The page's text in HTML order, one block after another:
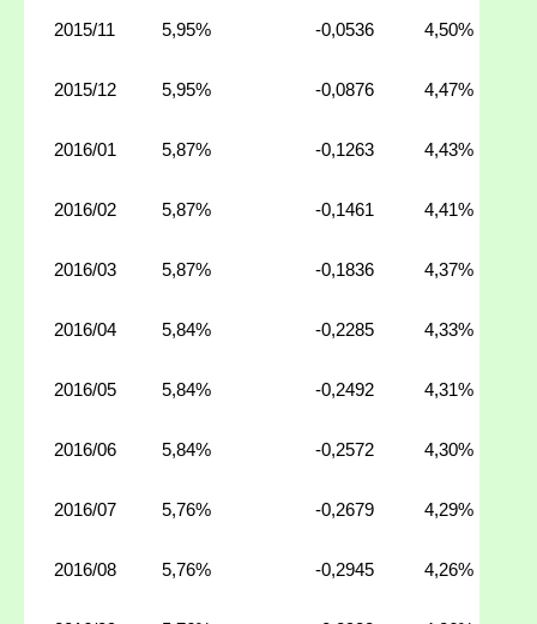
2015/11 5,95% -0,0536 4,50%
2015/12 5,95% -0,0876 4,47%
2016/01 5,87% -0,1263 4,43%
2016/02 5,87% -0,1461 4,41%
2016/03 5,87% -0,1836 4,37%
2016/04 5,84% -0,2285 4,33%
2016/05 5,84% -0,2492 4,31%
2016/06 5,84% -0,2572 4,30%
2016/07 5,76% -0,2679 4,29%
2016/08 5,76% -0,2945 4,26%